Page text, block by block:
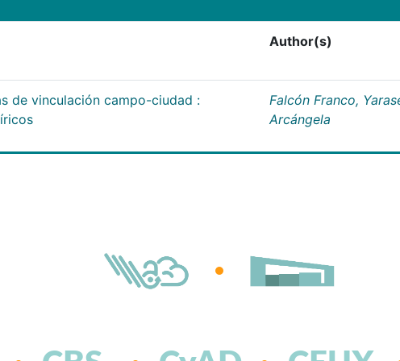
Author(s)
de vinculación campo-ciudad :
Falcón Franco,
Arcángela